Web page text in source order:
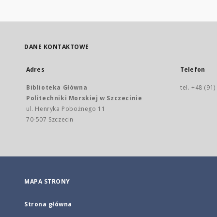
DANE KONTAKTOWE
Adres
Biblioteka Główna
Politechniki Morskiej w Szczecinie
ul. Henryka Pobożnego 11
70-507 Szczecin
Telefon
tel. +48
MAPA STRONY
Strona główna